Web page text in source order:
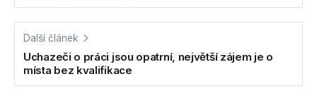
Další článek
Uchazeči o práci jsou opatrní, největší zájem je o
místa bez kvalifikace